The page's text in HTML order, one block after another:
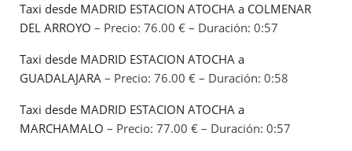
Taxi desde MADRID ESTACION ATOCHA a COLMENAR
DEL ARROYO – Precio: 76.00 € – Duración: 0:57
Taxi desde MADRID ESTACION ATOCHA a
GUADALAJARA – Precio: 76.00 € – Duración: 0:58
Taxi desde MADRID ESTACION ATOCHA a
MARCHAMALO – Precio: 77.00 € – Duración: 0:57